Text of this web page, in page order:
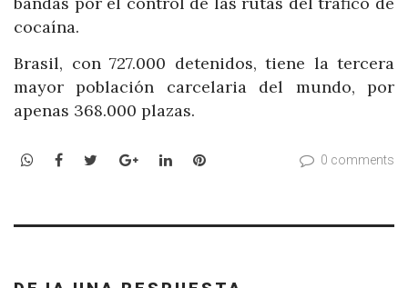
cocaína.
Brasil, con 727.000 detenidos, tiene la tercera
mayor población carcelaria del mundo, por
apenas 368.000 plazas.
WhatsApp
Facebook
TwitterGoogle+LinkedInPinterest 0 comments